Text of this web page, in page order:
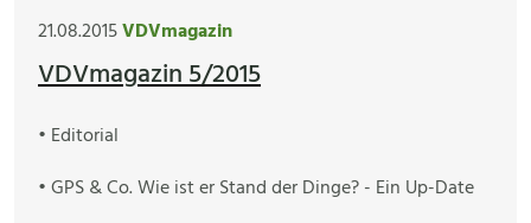
21.08.2015VDVmagazin
VDVmagazin 5/2015
• Editorial
• GPS & Co. Wie ist er Stand der Dinge? - Ein Up-Date